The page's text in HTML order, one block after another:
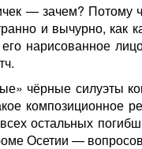
— зачем? Потому
и вычурно, как
нарисованное
чёрные силуэты
композиционное
остальных
Осетии —